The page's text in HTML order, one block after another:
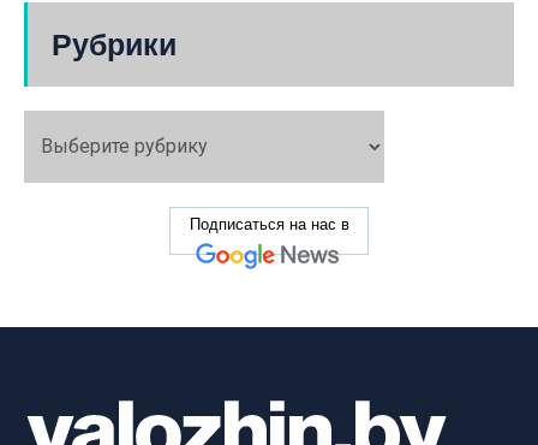
Рубрики
Подписаться на нас в